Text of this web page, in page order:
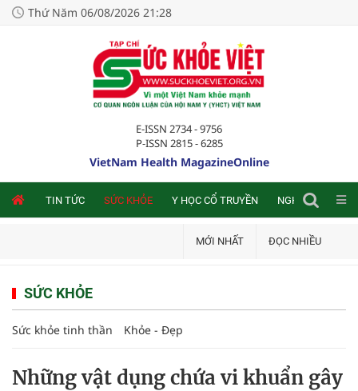
Thứ Năm 06/08/2026 21:28
E-ISSN 2734 - 9756
P-ISSN 2815 - 6285
VietNam Health MagazineOnline
TIN TỨC SỨC KHỎE Y HỌC CỔ TRUYỀN NGHIÊN CỨU
MỚI NHẤT ĐỌC NHIỀU
SỨC KHỎE
Sức khỏe tinh thần Khỏe - Đẹp
Những vật dụng chứa vi khuẩn gây